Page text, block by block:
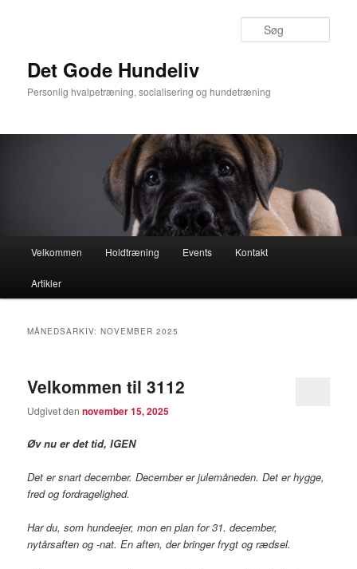
Det Gode Hundeliv
Personlig hvalpetræning, socialisering og hundetræning
Fortsæt
til
Fortsæt
til
Velkommen Holdtræning Events Kontakt
Artikler
MÅNEDSARKIV:NOVEMBER 2025
Velkommen til 3112
Udgivet dennovember 15, 2025
Øv nu er det tid, IGEN
Det er snart december. December er julemåneden. Det er hygge,
fred og fordragelighed.
Har du, som hundeejer, mon en plan for 31. december,
nytårsaften og -nat. En aften, der bringer frygt og rædsel.